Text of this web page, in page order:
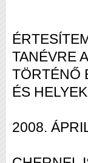
TANÉVRE
TÖRTÉNŐ
ÉS
2008.